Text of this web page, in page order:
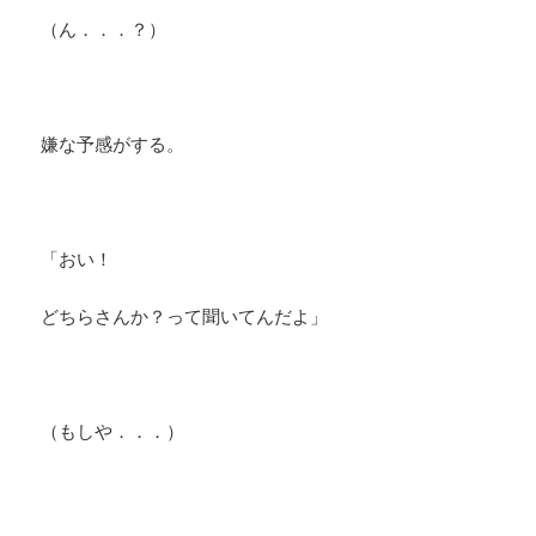
（ん．．．？）
嫌な予感がする。
「おい！
どちらさんか？って聞いてんだよ」
（もしや．．．）